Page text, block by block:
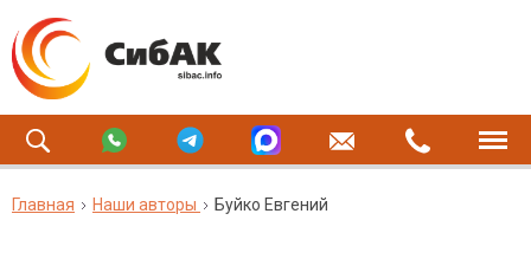
Главная Наши авторы Буйко Евгений